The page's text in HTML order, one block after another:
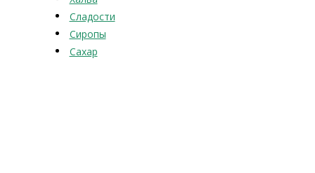
Сладости
Сиропы
Сахар